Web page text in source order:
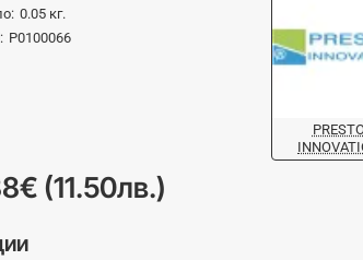
0.05 кг.
P0100066
(11.50лв.)